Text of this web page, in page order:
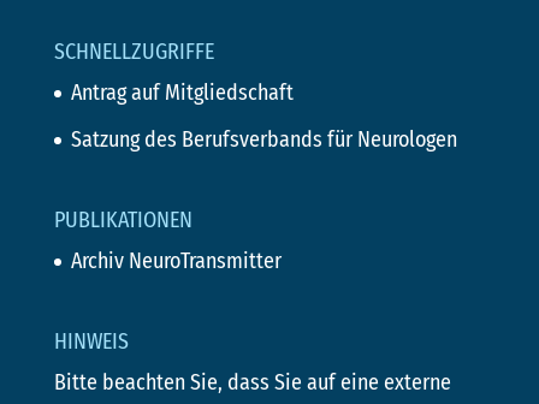
SCHNELLZUGRIFFE
Antrag auf Mitgliedschaft
Satzung des Berufsverbands für Neurologen
PUBLIKATIONEN
Archiv NeuroTransmitter
HINWEIS
Bitte beachten Sie, dass Sie auf eine externe